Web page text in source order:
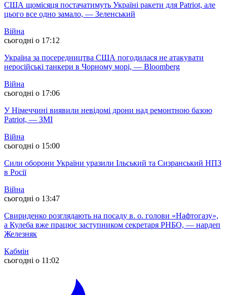
США щомісяця постачатимуть Україні ракети для Patriot, але
цього все одно замало, — Зеленський
Війна
сьогодні о 17:12
Україна за посередництва США погодилася не атакувати
неросійські танкери в Чорному морі, — Bloomberg
Війна
сьогодні о 17:06
У Німеччині виявили невідомі дрони над ремонтною базою
Patriot, — ЗМІ
Війна
сьогодні о 15:00
Сили оборони України уразили Ільський та Сизранський НПЗ
в Росії
Війна
сьогодні о 13:47
Свириденко розглядають на посаду в. о. голови «Нафтогазу»,
а Кулеба вже працює заступником секретаря РНБО, — нардеп
Железняк
Кабмін
сьогодні о 11:02